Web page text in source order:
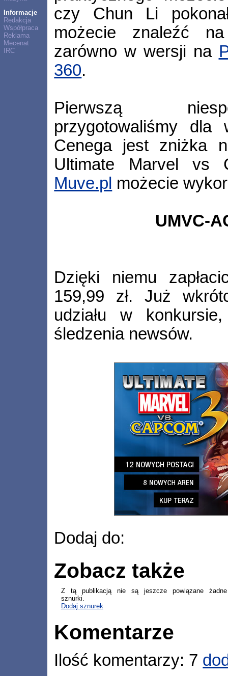
Informacje
Redakcja
Współpraca
Reklama
Mecenat
IRC
czy Chun Li
możecie znaleźć
zarówno w wersji na
360.
Pierwszą
przygotowaliśmy
Cenega jest zniżka
Ultimate Marvel vs
Muve.pl możecie
UMVC-
Dzięki niemu
159,99 zł. Już
udziału w
śledzenia newsów.
Dodaj do:
Zobacz także
Z tą publikacją nie są jeszcze powiązane żadne
sznurki.
Dodaj sznurek
Komentarze
Ilość komentarzy: 7